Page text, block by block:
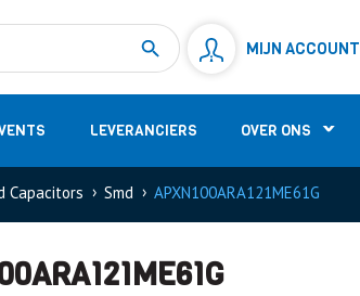
MIJN ACCOUNT
LEVERANCIERS OVER ONS
Shunt Resistor
Capacitors Smd APXN100ARA121ME61G